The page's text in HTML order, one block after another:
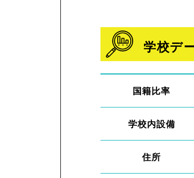
学校デ
国籍比率
学校内設備
住所